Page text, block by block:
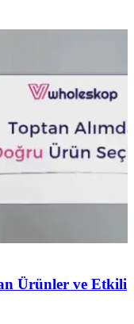
Ürünler ve Etkili